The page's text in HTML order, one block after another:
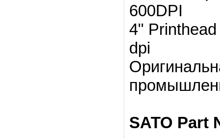
600DPI
4"
dpi
SATO Part